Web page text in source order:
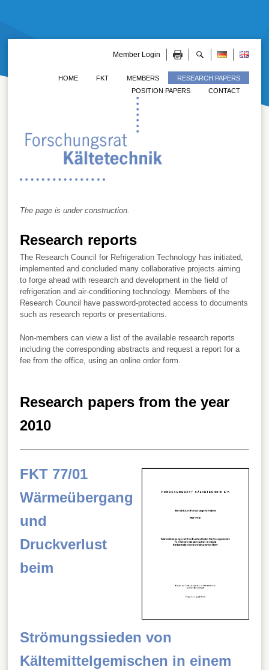
Member Login
HOME FKT MEMBERS
RESEARCH PAPERS
POSITION PAPERS
CONTACT
The page is under construction.
Research reports
The Research Council for Refrigeration Technology has initiated,
implemented and concluded many collaborative projects aiming
to forge ahead with research and development in the field of
refrigeration and air-conditioning technology. Members of the
Research Council have password-protected access to documents
such as research reports or presentations.
Non-members can view a list of the available research reports
including the corresponding abstracts and request a report for a
fee from the office, using an online order form.
Research papers from the year
2010
FKT 77/01
Wärmeübergang
und
Druckverlust
beim
Strömungssieden von
Kältemittelgemischen in einem